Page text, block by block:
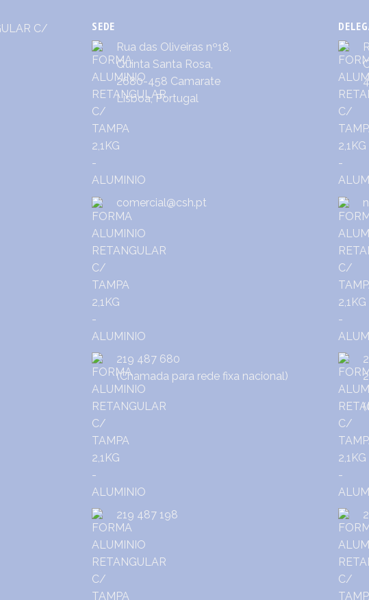
SEDE
Rua das Oliveiras nº18,
Quinta Santa Rosa,
2680-458 Camarate
Lisboa, Portugal
comercial@csh.pt
219 487 680
(Chamada para rede fixa nacional)
219 487 198